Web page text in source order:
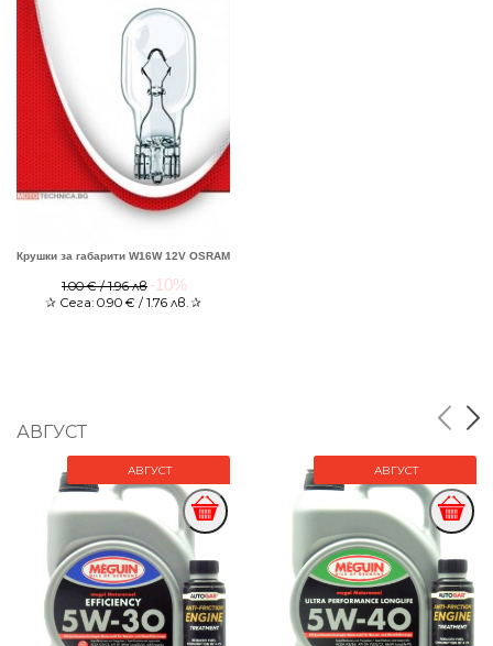
Крушки за габарити W16W 12V OSRAM
1.00 € / 1.96 лв -10%
✰ Сега: 0.90€ / 1.76 лв. ✰
АВГУСТ
АВГУСТ АВГУСТ